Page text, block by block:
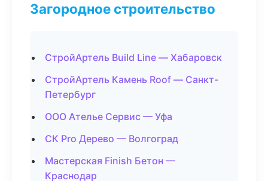
Загородное строительство
СтройАртель Build Line — Хабаровск
СтройАртель Камень Roof — Санкт-
Петербург
ООО Ателье Сервис — Уфа
СК Pro Дерево — Волгоград
Мастерская Finish Бетон —
Краснодар